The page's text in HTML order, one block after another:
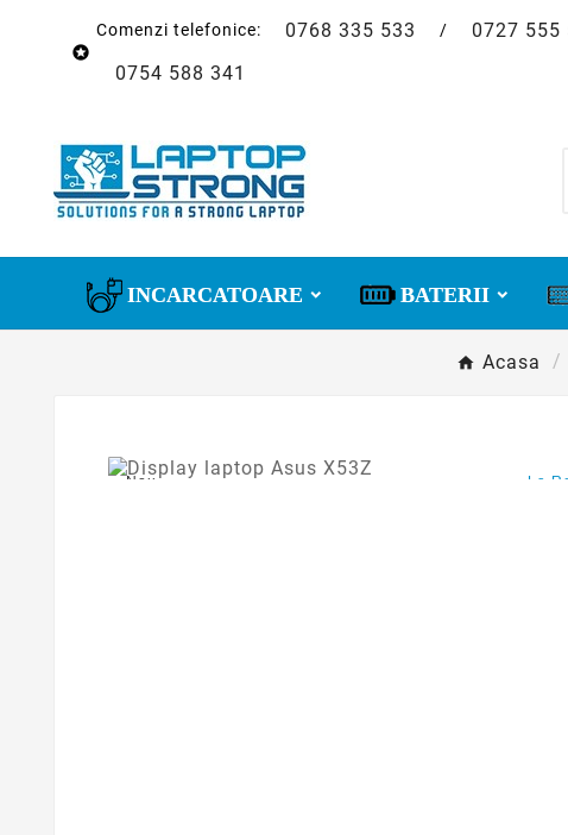

Comenzi telefonice: 0768 335 533 / 0727 555
0754 588 341
INCARCATOARE BATERII
Acasa
Nou La